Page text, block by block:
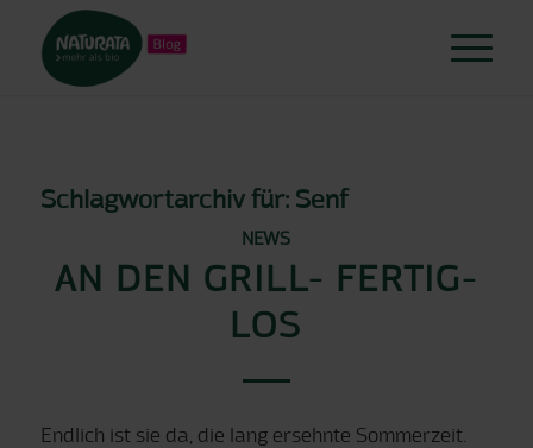
Schlagwortarchiv für: Senf
NEWS
AN DEN GRILL- FERTIG-
LOS
Endlich ist sie da, die lang ersehnte Sommerzeit.